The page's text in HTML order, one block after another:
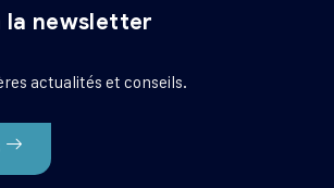
la newsletter
actualités et conseils.